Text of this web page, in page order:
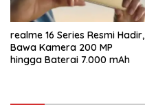
realme 16 Series Resmi Hadir,
Bawa Kamera 200 MP
hingga Baterai 7.000 mAh